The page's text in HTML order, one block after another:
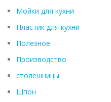
Мойки для кухни
Пластик для кухни
Полезное
Производство
столешницы
Шпон